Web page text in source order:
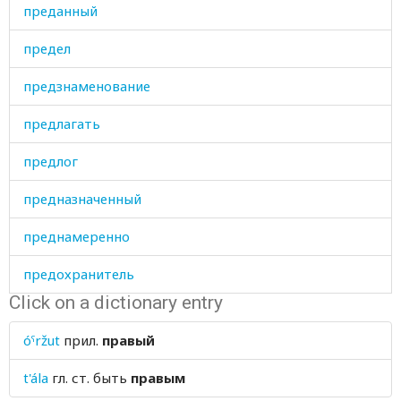
преданный
предел
предзнаменование
предлагать
предлог
предназначенный
преднамеренно
предохранитель
представляться
предупреждение
прежде
Click on a dictionary entry
óˤržut прил. правый
t'ála гл. ст. быть правым